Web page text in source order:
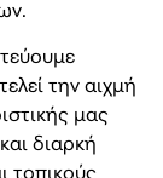
την αιχμή
μας
διαρκή